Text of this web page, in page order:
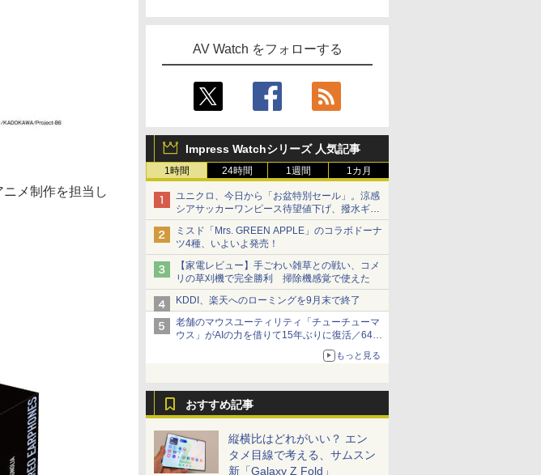
AV Watch をフォローする
Impress Watchシリーズ 人気記事
1時間 24時間 1週間 1カ月
ユニクロ、今日から「お盆特別セール」。涼感
シアサッカーワンピース待望値下げ、撥水ギア
ショーツは1990円に
ミスド「Mrs. GREEN APPLE」のコラボドーナ
ツ4種、いよいよ発売！
【家電レビュー】手ごわい雑草との戦い、コメ
リの草刈機で完全勝利 掃除機感覚で使えた
KDDI、楽天へのローミングを9月末で終了
老舗のマウスユーティリティ「チューチューマ
ウス」がAIの力を借りて15年ぶりに復活／64bit
化、Windows 10/11、「Chrome」も走り回
る。復活記念で2026年末まで500円
もっと見る
おすすめ記事
縦横比はどれがいい？ エン
タメ目線で考える、サムスン
新「Galaxy Z Fold」
メ制作を担当し